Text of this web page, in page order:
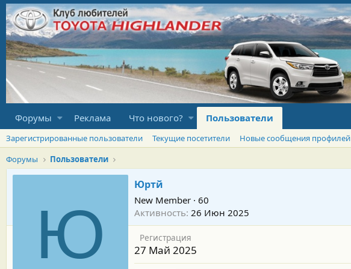
Форумы Реклама Что нового? Пользователи
Зарегистрированные пользователи Текущие посетители Новые сообщения профилей
Форумы
Пользователи
Ю
Юртй
New Member · 60
Активность 26 Июн 2025
Регистрация
27 Май 2025